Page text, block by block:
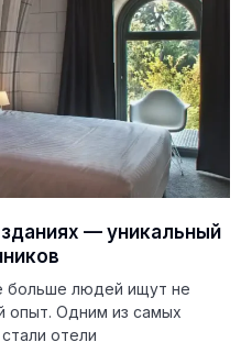
— уникальный
больше людей ищут не
опыт. Одним из самых
отели